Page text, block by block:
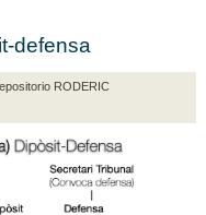
defensa
RODERIC